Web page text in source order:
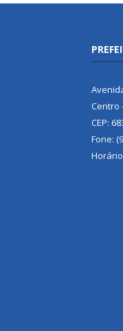
Centro
CEP:
Fone: